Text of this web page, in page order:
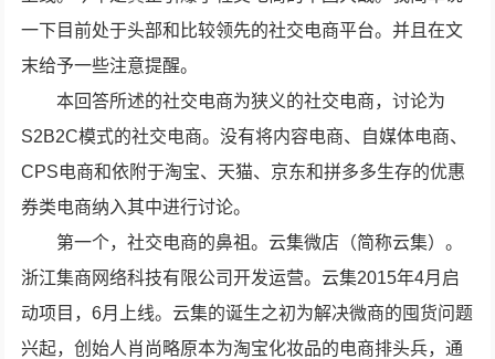
一下目前处于头部和比较领先的社交电商平台。并且在文
末给予一些注意提醒。
本回答所述的社交电商为狭义的社交电商，讨论为
S2B2C模式的社交电商。没有将内容电商、自媒体电商、
CPS电商和依附于淘宝、天猫、京东和拼多多生存的优惠
券类电商纳入其中进行讨论。
第一个，社交电商的鼻祖。云集微店（简称云集）。
浙江集商网络科技有限公司开发运营。云集2015年4月启
动项目，6月上线。云集的诞生之初为解决微商的囤货问题
兴起，创始人肖尚略原本为淘宝化妆品的电商排头兵，通